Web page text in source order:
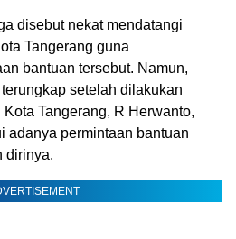
disebut nekat mendatangi
Tangerang guna
bantuan tersebut. Namun,
setelah dilakukan
Tangerang, R Herwanto,
adanya permintaan bantuan
dirinya.